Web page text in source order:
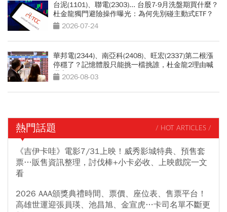
台泥(1101)、聯電(2303)... 台股7-9月洗盤期買什麼？
杜金龍獨門避險操作曝光：為何先別碰主動式ETF？
2026-07-24
華邦電(2344)、南亞科(2408)、旺宏(2337)第二根漲
停穩了？記憶體股只能挑一檔挑誰，杜金龍2理由喊
選它2026-08-03
熱門話題 / HOT ARTICLES /
《吉伊卡哇》電影7/31上映！威秀影城特典、預售套
票…販售資訊整理，討伐棒+小卡必收、上映戲院一文
看
2026 AAA頒獎典禮時間、票價、座位表、售票平台！
高雄世運迎張員瑛、池昌旭、金宣虎…卡司名單不斷更